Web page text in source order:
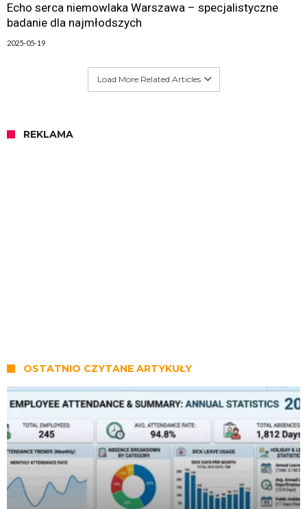
Echo serca niemowlaka Warszawa – specjalistyczne
badanie dla najmłodszych
2025-05-19
Load More Related Articles
REKLAMA
OSTATNIO CZYTANE ARTYKUŁY